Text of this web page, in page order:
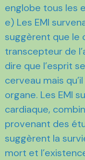
englobe tous les
e) Les EMI
suggèrent que le
transcepteur de
dire que l’esprit
cerveau mais
organe. Les EMI
cardiaque,
provenant des
suggèrent la
mort et